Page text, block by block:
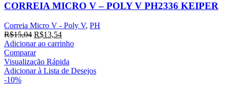
CORREIA MICRO V – POLY V PH2336 KEIPER
Correia Micro V - Poly V, PH
R$15,04 O
preço
original
era:
R$15,04.
R$13,54O
preço
é:
R$13,54.
Adicionar ao carrinho
Comparar
Visualização Rápida
Adicionar à Lista de Desejos
-10%